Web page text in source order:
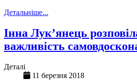
Детальніше...
Інна Лук’янець
важливість
Деталі
11 березня 2018